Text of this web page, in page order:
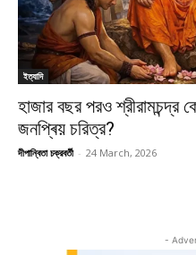
ইত্যাদি
হাজার বছর পরও শ্রীরামচন্দ্র
জনপ্ৰিয় চরিত্র?
দীপান্বিতা চক্রবর্তী - 24 March, 2026
-